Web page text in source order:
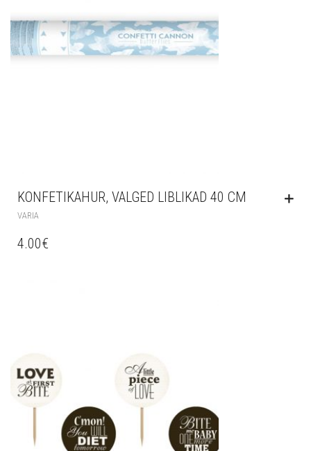
KONFETIKAHUR, VALGED LIBLIKAD 40 CM
VARIA
4.00€